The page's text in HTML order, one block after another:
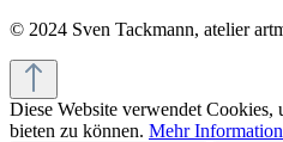
© 2024 Sven Tackmann, atelier
Diese Website verwendet
bieten zu können. Mehr